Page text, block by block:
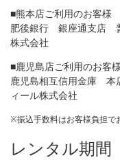
■熊本店ご利用のお客様
肥後銀行 銀座通支店
株式会社
■鹿児島店ご利用のお客様
鹿児島相互信用金庫
ィール株式会社
※振込手数料はお客様負担で
レンタル期間